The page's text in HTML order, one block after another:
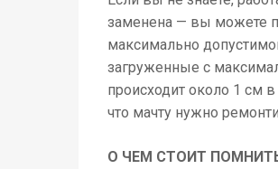
заменена — вы можете
максимально
загруженные с
происходит около 1 см
что мачту нужно
О ЧЕМ СТОИТ